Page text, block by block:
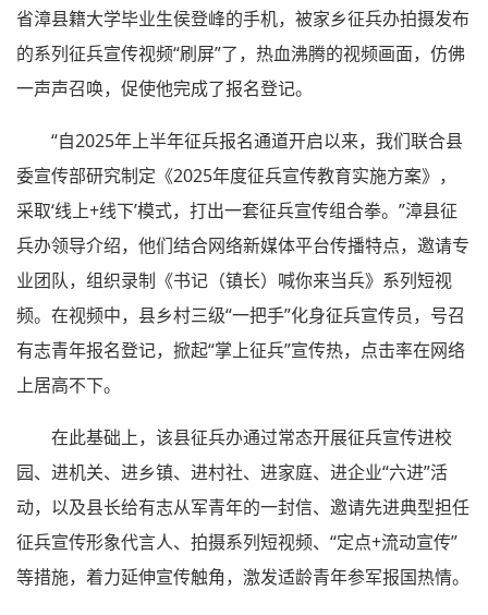
省漳县籍大学毕业生侯登峰的手机，被家乡征兵办拍摄发布
的系列征兵宣传视频“刷屏”了，热血沸腾的视频画面，仿佛
一声声召唤，促使他完成了报名登记。
“自2025年上半年征兵报名通道开启以来，我们联合县
委宣传部研究制定《2025年度征兵宣传教育实施方案》，
采取‘线上+线下’模式，打出一套征兵宣传组合拳。”漳县征
兵办领导介绍，他们结合网络新媒体平台传播特点，邀请专
业团队，组织录制《书记（镇长）喊你来当兵》系列短视
频。在视频中，县乡村三级“一把手”化身征兵宣传员，号召
有志青年报名登记，掀起“掌上征兵”宣传热，点击率在网络
上居高不下。
在此基础上，该县征兵办通过常态开展征兵宣传进校
园、进机关、进乡镇、进村社、进家庭、进企业“六进”活
动，以及县长给有志从军青年的一封信、邀请先进典型担任
征兵宣传形象代言人、拍摄系列短视频、“定点+流动宣传”
等措施，着力延伸宣传触角，激发适龄青年参军报国热情。